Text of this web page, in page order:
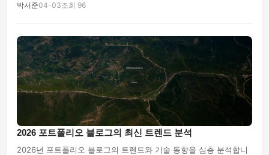
박서준04-03조회 96
2026 포트폴리오 블로그의 최신 트렌드 분석
2026년 포트폴리오 블로그의 트렌드와 기술 동향을 심층 분석합니